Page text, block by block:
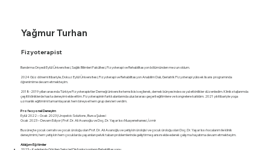
Yağmur Turhan
Fizyoterapist
Bandırma Onyedi Eylül Üniversitesi, Sağlık Bilimleri Fakültesi, Fizyoterapi ve Rehabilitasyon bölümünden mezun oldum.
2024 Güz dönemi itibariyle, Dokuz Eylül Üniversitesi, Fizyoterapi ve Rehabilitasyon Anabilim Dalı, Geriatrik Fizyoterapi yüksek lisans programında
öğrenimime devam etmekteyim.
2018-2019 yılları arasında Türkiye Fizyoterapistler Derneği üniversite temsilcisi seçilerek, dernek bünyesinde sosyal etkinlikler düzenledim. Klinik stajlarımda
çeşitli kliniklerde hasta deneyimi elde ettim. Fizyoterapinin farklı alanlarında uluslararası geçerli eğitimlere ve kongrelere katıldım. 2021 yılı itibariyle yoga
uzmanlık eğitimimi tamamlayarak hem bireysel hem grup dersleri verdim.
Profesyonel Deneyim
Eylül 2022 – Ocak 2023 | Uropelvic Solutions, Bursa Şubesi
Ocak 2023 – Devam Ediyor | Prof. Dr. Ali Avanoğlu ve Doç. Dr. Yaşar Issı Muayenehanesi, İzmir
Bu süreçte çocuk cerrahı ve çocuk üroloğu olan Prof. Dr. Ali Avanoğlu ve yetişkin ürolojisi ve çocuk üroloğu olan Doç. Dr. Yaşar Issı hocalarım ile klinik
deneyimimi, hem yetişkin hem çocuklarda yaşanılan pelvik taban problemlerinde geliştirme şansını elde ederek çalışma hayatıma devam etmekteyim.
Aldığım Eğitimler